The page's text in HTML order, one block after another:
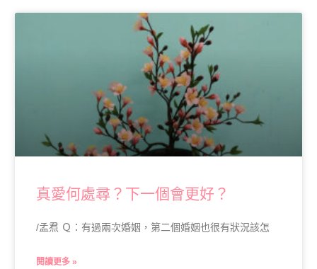
真愛何處尋？下一個會更好？
/孟焄 Ｑ：有過兩次婚姻，第二個婚姻也很有狀況該怎
閱讀更多 »